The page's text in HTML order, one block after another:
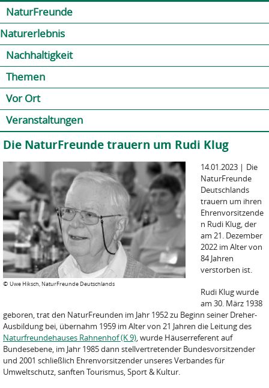
NaturFreunde
Naturerlebnis
Nachhaltigkeit
Themen
Vor Ort
Veranstaltungen
Die NaturFreunde trauern um Rudi Klug
© Uwe Hiksch, NaturFreunde Deutschlands
14.01.2023 | Die
NaturFreunde
Deutschlands
trauern um ihren
Ehrenvorsitzende
n Rudi Klug, der
am 21. Dezember
2022 im Alter von
84 Jahren
verstorben ist.
Rudi Klug wurde
am 30. März 1938
geboren, trat den NaturFreunden im Jahr 1952 zu Beginn seiner Dreher-
Ausbildung bei, übernahm 1959 im Alter von 21 Jahren die Leitung des
Naturfreundehauses Rahnenhof (K 9), wurde Häuserreferent auf
Bundesebene, im Jahr 1985 dann stellvertretender Bundesvorsitzender
und 2001 schließlich Ehrenvorsitzender unseres Verbandes für
Umweltschutz, sanften Tourismus, Sport & Kultur.